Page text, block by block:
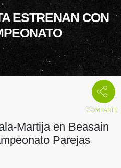
ESTRENAN CON
Martija en Beasain
Parejas